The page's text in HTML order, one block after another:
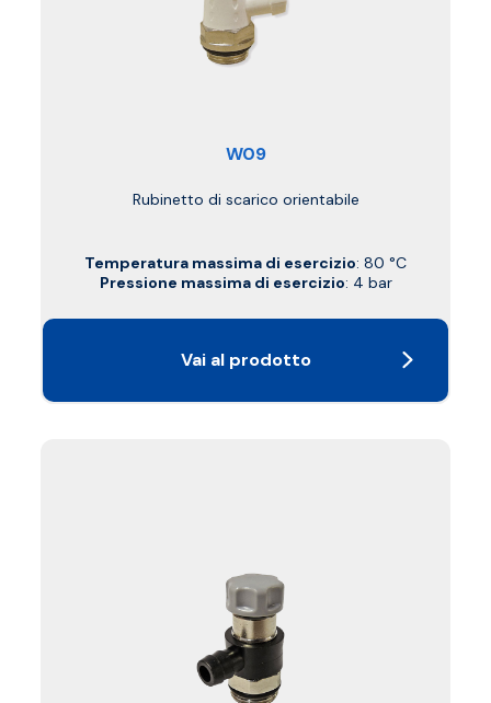
W09
Rubinetto di scarico orientabile
Temperatura massima di esercizio: 80 °C
Pressione massima di esercizio: 4 bar
Vai al prodotto